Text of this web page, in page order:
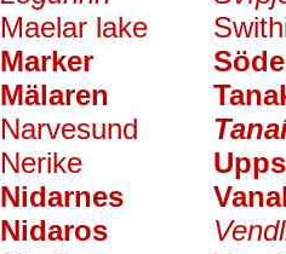
Maelar lake
Marker
Mälaren
Narvesund
Nerike
Nidarnes
Nidaros